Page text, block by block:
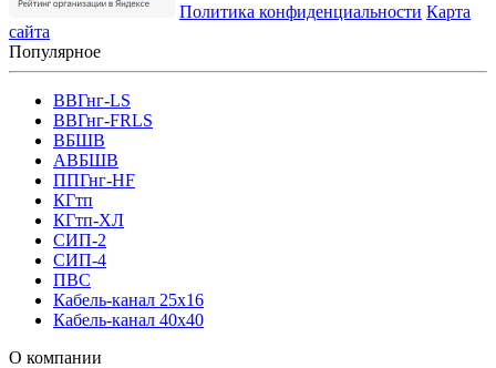
Политика конфиденциальности Карта
сайта
Популярное
ВВГнг-LS
ВВГнг-FRLS
ВБШВ
АВБШВ
ППГнг-HF
КГтп
КГтп-ХЛ
СИП-2
СИП-4
ПВС
Кабель-канал 25х16
Кабель-канал 40х40
О компании